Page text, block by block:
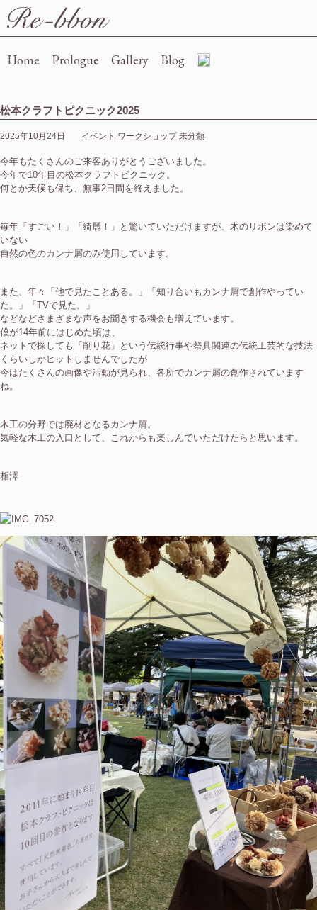
Home Prologue Gallery Blog
松本クラフトピクニック2025
2025年10月24日 イベント ワークショップ 未分類
今年もたくさんのご来客ありがとうございました。
今年で10年目の松本クラフトピクニック。
何とか天候も保ち、無事2日間を終えました。
毎年「すごい！」「綺麗！」と驚いていただけますが、木のリボンは染めて
いない
自然の色のカンナ屑のみ使用しています。
また、年々「他で見たことある。」「知り合いもカンナ屑で創作やってい
た。」「TVで見た。」
などなどさまざまな声をお聞きする機会も増えています。
僕が14年前にはじめた頃は、
ネットで探しても「削り花」という 伝統行事や祭具関連の伝統工芸的な技法
くらいしかヒットしませんでしたが
今はたくさんの画像や活動が見られ、各所でカンナ屑の創作されています
ね。
木工の分野では廃材となるカンナ屑。
気軽な木工の入口として、これからも楽しんでいただけたらと思います。
相澤